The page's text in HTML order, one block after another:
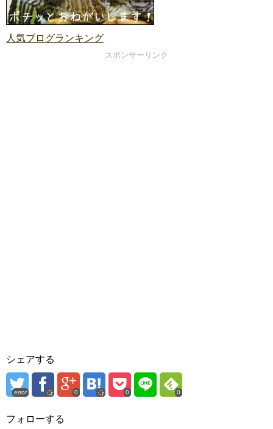
人気ブログランキング
スポンサーリンク
シェアする
error 0 0 0
フォローする